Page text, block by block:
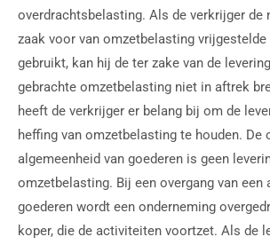
overdrachtsbelasting. Als de verkrijger de
zaak voor van omzetbelasting
gebruikt, kan hij de ter zake van de
gebrachte omzetbelasting niet in aftrek
heeft de verkrijger er belang bij om de
heffing van omzetbelasting te houden. De
algemeenheid van goederen is geen
omzetbelasting. Bij een overgang van een
goederen wordt een onderneming
koper, die de activiteiten voortzet. Als de